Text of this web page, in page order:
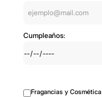
Cumpleaños:
Fragancias y Cosmética